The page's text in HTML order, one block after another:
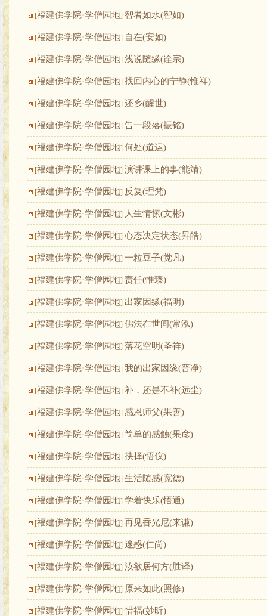
[福建佛学院·学僧园地] 智者如水(智如)
[福建佛学院·学僧园地] 自在(安如)
[福建佛学院·学僧园地] 浅说随缘(诠宗)
[福建佛学院·学僧园地] 找回内心的宁静(惟祥)
[福建佛学院·学僧园地] 还乡(醒世)
[福建佛学院·学僧园地] 告一段落(振铭)
[福建佛学院·学僧园地] 何处(道运)
[福建佛学院·学僧园地] 演讲课上的事(能靖)
[福建佛学院·学僧园地] 反复(理梵)
[福建佛学院·学僧园地] 人生情愫(文彬)
[福建佛学院·学僧园地] 心态决定状态(昇皓)
[福建佛学院·学僧园地] 一粒豆子(觉凡)
[福建佛学院·学僧园地] 责任(惟臻)
[福建佛学院·学僧园地] 出家因缘(福明)
[福建佛学院·学僧园地] 佛法在世间(常泓)
[福建佛学院·学僧园地] 落花空明(圣祥)
[福建佛学院·学僧园地] 我的出家因缘(普净)
[福建佛学院·学僧园地] 补，还是不补(远尘)
[福建佛学院·学僧园地] 感恩师父(果善)
[福建佛学院·学僧园地] 简单的感触(果彦)
[福建佛学院·学僧园地] 抉择(悟仪)
[福建佛学院·学僧园地] 生活随感(宽德)
[福建佛学院·学僧园地] 学着快乐(悟通)
[福建佛学院·学僧园地] 再见香光尼(来谦)
[福建佛学院·学僧园地] 迷惑(仁尚)
[福建佛学院·学僧园地] 汝欲居何方(胜译)
[福建佛学院·学僧园地] 原来如此(照修)
[福建佛学院·学僧园地]惜福(妙昕)